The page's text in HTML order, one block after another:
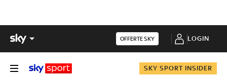
OFFERTE SKY LOGIN
SKY SPORT INSIDER